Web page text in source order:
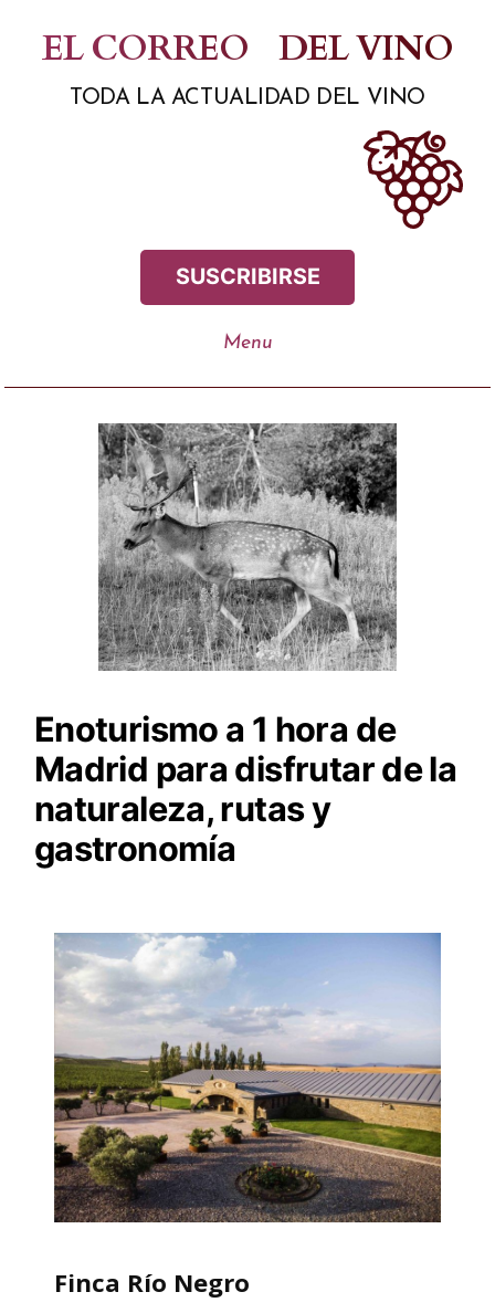
contenido
EL CORREO DEL VINO
TODA LA ACTUALIDAD DEL VINO
SUSCRIBIRSE
Enoturismo a 1 hora de
Madrid para disfrutar de la
naturaleza, rutas y
gastronomía
Finca Río Negro